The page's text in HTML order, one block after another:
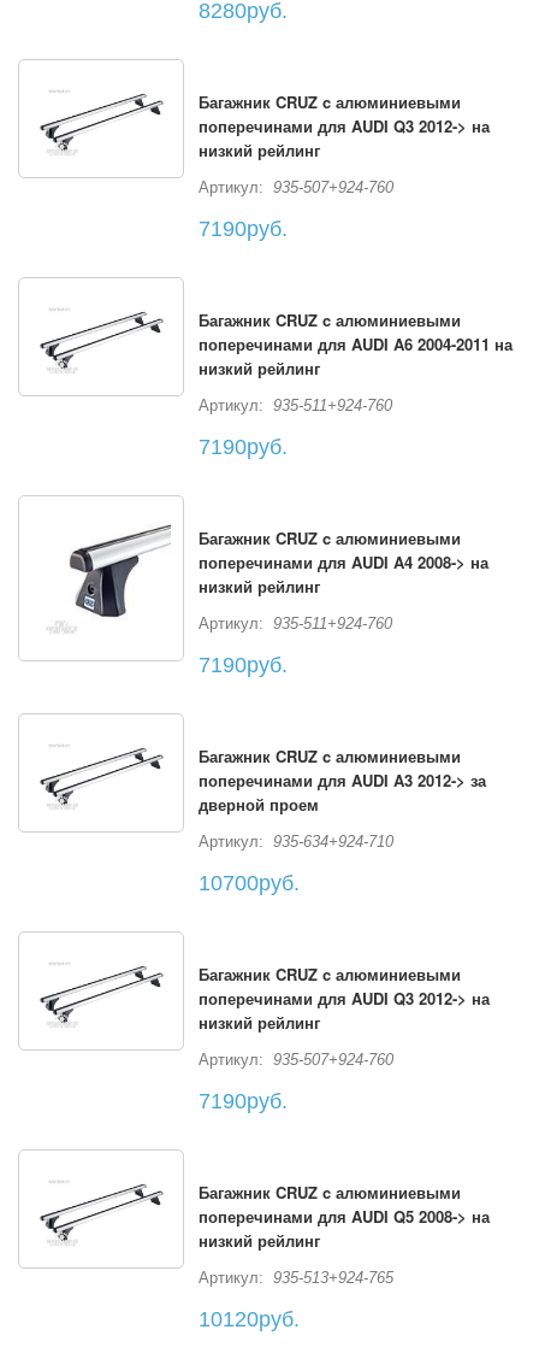
8280руб.
Багажник CRUZ c алюминиевыми
поперечинами для AUDI Q3 2012-> на
низкий рейлинг
Артикул: 935-507+924-760
7190руб.
Багажник CRUZ c алюминиевыми
поперечинами для AUDI A6 2004-2011 на
низкий рейлинг
Артикул: 935-511+924-760
7190руб.
Багажник CRUZ c алюминиевыми
поперечинами для AUDI A4 2008-> на
низкий рейлинг
Артикул: 935-511+924-760
7190руб.
Багажник CRUZ c алюминиевыми
поперечинами для AUDI A3 2012-> за
дверной проем
Артикул: 935-634+924-710
10700руб.
Багажник CRUZ c алюминиевыми
поперечинами для AUDI Q3 2012-> на
низкий рейлинг
Артикул: 935-507+924-760
7190руб.
Багажник CRUZ c алюминиевыми
поперечинами для AUDI Q5 2008-> на
низкий рейлинг
Артикул: 935-513+924-765
10120руб.